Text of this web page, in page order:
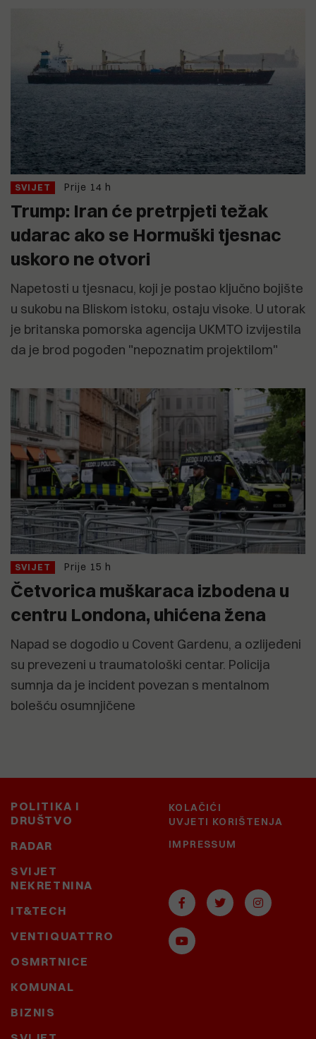
SVIJET Prije 14 h
Trump: Iran će pretrpjeti težak
udarac ako se Hormuški tjesnac
uskoro ne otvori
Napetosti u tjesnacu, koji je postao ključno bojište
u sukobu na Bliskom istoku, ostaju visoke. U utorak
je britanska pomorska agencija UKMTO izvijestila
da je brod pogođen "nepoznatim projektilom"
SVIJET Prije 15 h
Četvorica muškaraca izbodena u
centru Londona, uhićena žena
Napad se dogodio u Covent Gardenu, a ozlijeđeni
su prevezeni u traumatološki centar. Policija
sumnja da je incident povezan s mentalnom
bolešću osumnjičene
POLITIKA I
DRUŠTVO
RADAR
SVIJET
NEKRETNINA
IT&TECH
VENTIQUATTRO
OSMRTNICE
KOMUNAL
BIZNIS
KOLAČIĆI
UVJETI KORIŠTENJA
IMPRESSUM